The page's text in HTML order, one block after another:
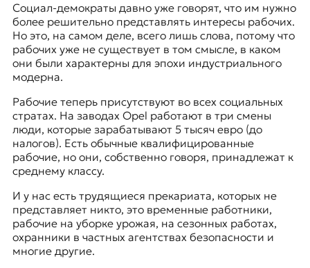
Социал-демократы давно уже говорят, что им нужно
более решительно представлять интересы рабочих.
Но это, на самом деле, всего лишь слова, потому что
рабочих уже не существует в том смысле, в каком
они были характерны для эпохи индустриального
модерна.
Рабочие теперь присутствуют во всех социальных
стратах. На заводах Opel работают в три смены
люди, которые зарабатывают 5 тысяч евро (до
налогов). Есть обычные квалифицированные
рабочие, но они, собственно говоря, принадлежат к
среднему классу.
И у нас есть трудящиеся прекариата, которых не
представляет никто, это временные работники,
рабочие на уборке урожая, на сезонных работах,
охранники в частных агентствах безопасности и
многие другие.